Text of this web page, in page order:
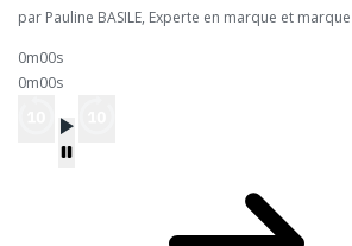
par Pauline BASILE, Experte en marque et
0m00s
0m00s